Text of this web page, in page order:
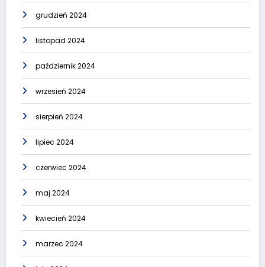
grudzień 2024
listopad 2024
październik 2024
wrzesień 2024
sierpień 2024
lipiec 2024
czerwiec 2024
maj 2024
kwiecień 2024
marzec 2024